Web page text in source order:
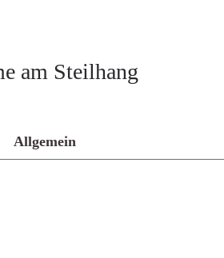
am Steilhang
Allgemein